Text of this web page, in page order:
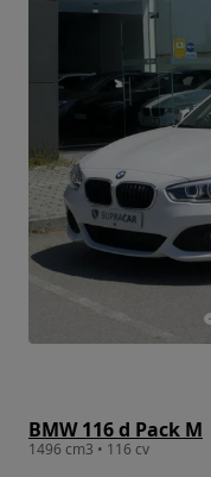
BMW 116 d Pack M
1496 cm3 • 116 cv